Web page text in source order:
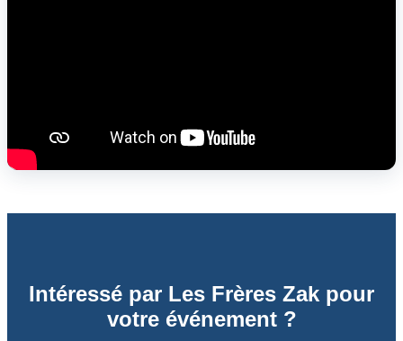
Intéressé par Les Frères Zak pour
votre événement ?